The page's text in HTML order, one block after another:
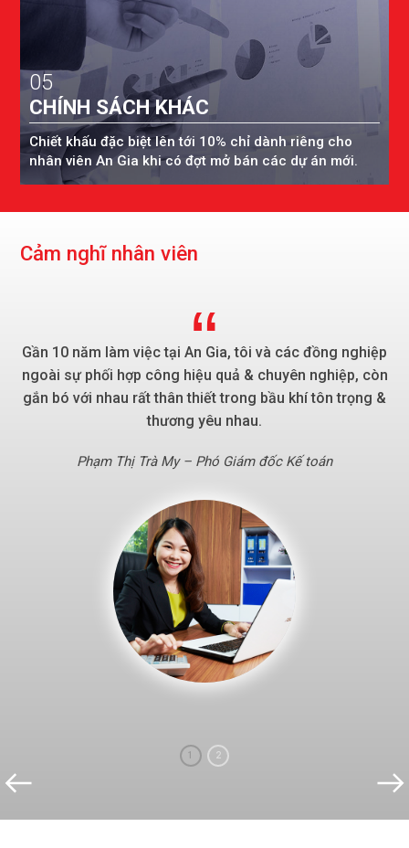
05
CHÍNH SÁCH KHÁC
Chiết khấu đặc biệt lên tới 10% chỉ dành riêng cho
nhân viên An Gia khi có đợt mở bán các dự án mới.
Cảm nghĩ nhân viên
Gần 10 năm làm việc tại An Gia, tôi và các đồng nghiệp
ngoài sự phối hợp công hiệu quả & chuyên nghiệp, còn
gắn bó với nhau rất thân thiết trong bầu khí tôn trọng &
thương yêu nhau.
Phạm Thị Trà My – Phó Giám đốc Kế toán
2